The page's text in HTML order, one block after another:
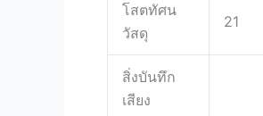
โสตทัศน
วัสดุ
21
สิ่งบันทึก
เสียง